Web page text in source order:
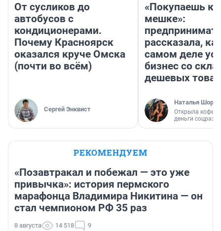
От сусликов до
автобусов с
кондиционерами.
Почему Красноярск
оказался круче Омска
(почти во всём)
Сергей Энквист
«Покупаешь
мешке»:
рассказала,
самом деле
бизнес со
дешевых
Наталья
Открыла
деньги
РЕКОМЕНДУЕМ
«Позавтракал и побежал — это уже
привычка»: история пермского
марафонца Владимира Никитина — он
стал чемпионом РФ 35 раз
8 августа 14 518 9